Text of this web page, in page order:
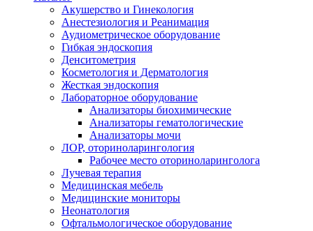
Акушерство и Гинекология
Анестезиология и Реанимация
Аудиометрическое оборудование
Гибкая эндоскопия
Денситометрия
Косметология и Дерматология
Жесткая эндоскопия
Лабораторное оборудование
Анализаторы биохимические
Анализаторы гематологические
Анализаторы мочи
ЛОР, оториноларингология
Рабочее место оториноларинголога
Лучевая терапия
Медицинская мебель
Медицинские мониторы
Неонатология
Офтальмологическое оборудование